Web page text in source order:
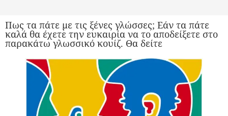
Πως τα πάτε με τις ξένες γλώσσες; Εάν τα πάτε
καλά θα έχετε την ευκαιρία να το αποδείξετε στο
παρακάτω γλωσσικό κουίζ. Θα δείτε